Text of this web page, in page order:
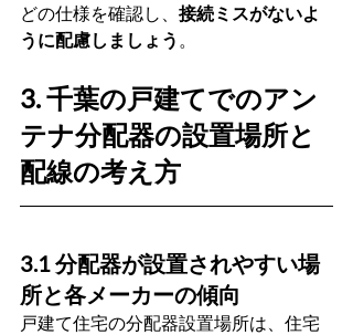
どの仕様を確認し、 接続ミスがないよ
うに配慮しましょう 。
3. 千葉の戸建てでのアン
テナ分配器の設置場所と
配線の考え方
3.1 分配器が設置されやすい場
所と各メーカーの傾向
戸建て住宅の分配器設置場所は、住宅